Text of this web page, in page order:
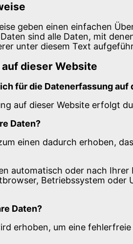
geben einen einfachen
sind alle Daten, mit
unter diesem Text
dieser Website
für die Datenerfassung auf
auf dieser Website erfolgt
Daten?
einen dadurch erhoben,
automatisch oder nach
Betriebssystem oder
Daten?
erhoben, um eine